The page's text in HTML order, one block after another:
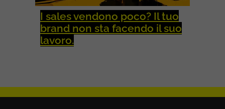
I sales vendono poco? Il tuo
brand non sta facendo il suo
lavoro.